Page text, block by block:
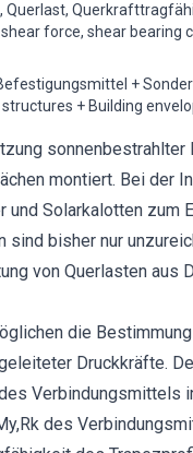
force, shear bearing
+
+ Building
sonnenbestrahlter
montiert. Bei der
Solarkalotten zum
sind bisher nur
von Querlasten aus
die
Druckkräfte.
Verbindungsmittels
des